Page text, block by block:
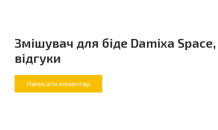
Змішувач для біде Damixa
відгуки